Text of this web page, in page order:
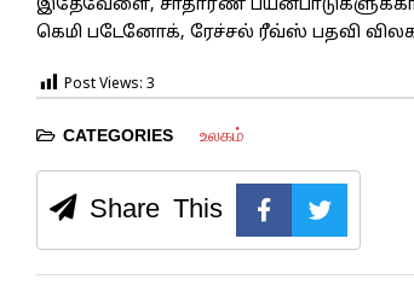
இதேவேளை, சாதாரண
கெமி படேனோக், ரேச்சல் ரீவ்ஸ் பதவி
Post Views: 3
CATEGORIES உலகம்
Share This